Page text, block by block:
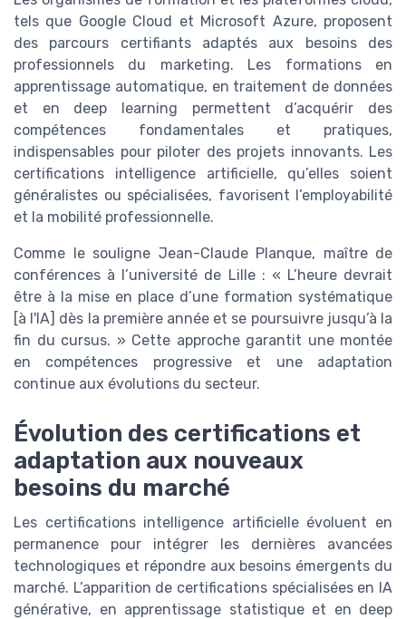
tels que Google Cloud et Microsoft Azure, proposent
des parcours certifiants adaptés aux besoins des
professionnels du marketing. Les formations en
apprentissage automatique, en traitement de données
et en deep learning permettent d’acquérir des
compétences fondamentales et pratiques,
indispensables pour piloter des projets innovants. Les
certifications intelligence artificielle, qu’elles soient
généralistes ou spécialisées, favorisent l’employabilité
et la mobilité professionnelle.
Comme le souligne Jean-Claude Planque, maître de
conférences à l’université de Lille : « L’heure devrait
être à la mise en place d’une formation systématique
[à l'IA] dès la première année et se poursuivre jusqu’à la
fin du cursus. » Cette approche garantit une montée
en compétences progressive et une adaptation
continue aux évolutions du secteur.
Évolution des certifications et
adaptation aux nouveaux
besoins du marché
Les certifications intelligence artificielle évoluent en
permanence pour intégrer les dernières avancées
technologiques et répondre aux besoins émergents du
marché. L’apparition de certifications spécialisées en IA
générative, en apprentissage statistique et en deep